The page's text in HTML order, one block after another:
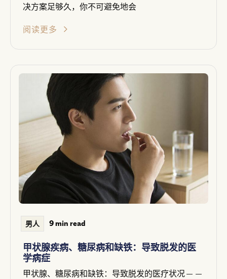
决方案足够久，你不可避免地会
阅读更多
男人 9 min read
甲状腺疾病、糖尿病和缺铁：导致脱发的医
学病症
甲状腺、糖尿病和缺铁：导致脱发的医疗状况——